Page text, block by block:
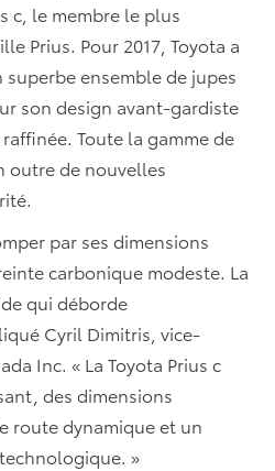
c, le membre le plus
Prius. Pour 2017, Toyota a
superbe ensemble de jupes
son design avant-gardiste
Toute la gamme de
outre de nouvelles
par ses dimensions
carbonique modeste. La
qui déborde
Cyril Dimitris, vice-
Inc. « La Toyota Prius c
des dimensions
route dynamique et un
»